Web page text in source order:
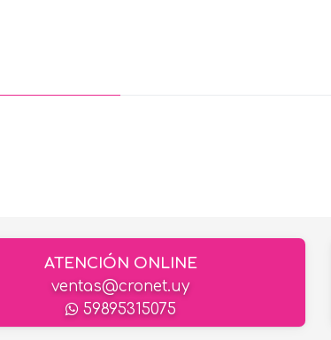
ATENCIÓN ONLINE
ventas@cronet.uy
59895315075